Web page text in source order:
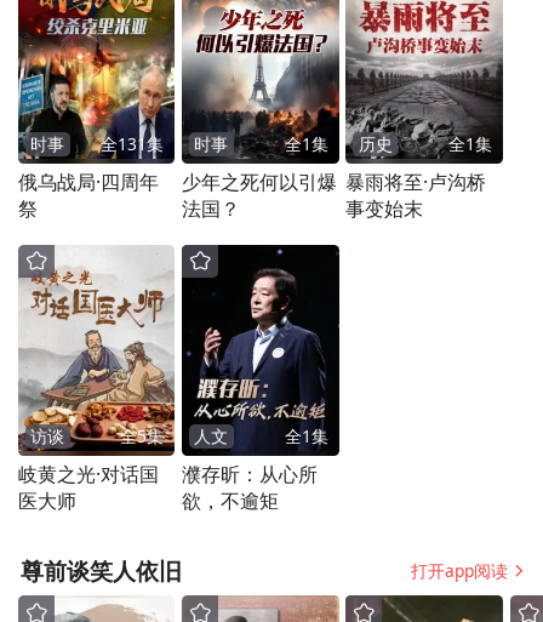
明智选：食物久放会变质。如果缩短购买周
期，多选择新鲜应急的食物，再适当购买一
些能够长时间存放的食物，不断调整自己的
食物采购清单，这样既可以吃到新鲜的食
物，又可以杜绝不必要的浪费。定期清点冰
箱和食品室，设计好膳食计划。选购时，根
据就餐人数把握采购份量，巧妙防止食材变
质，健康又环保。
聪明煮：正确地储存和处理食物。比如洋
葱、香蕉和土豆，在冰箱外能保持得更好；
对于海鲜和肉类，在冰冻前清洗和单独分
装。使用“先进先出”政策，可以将较旧的食
品放在冰箱和食品储藏室的前面，而将较新
的放在后面。一次适量烹调，仅准备你认为
时事 全131集
俄乌战局·四周年
祭
时事 全1集
少年之死何以引爆
法国？
历史 全1集
暴雨将至·卢沟桥
事变始末
访谈 全5集
岐黄之光·对话国
医大师
人文 全1集
濮存昕：从心所
欲，不逾矩
尊前谈笑人依旧 打开app阅读